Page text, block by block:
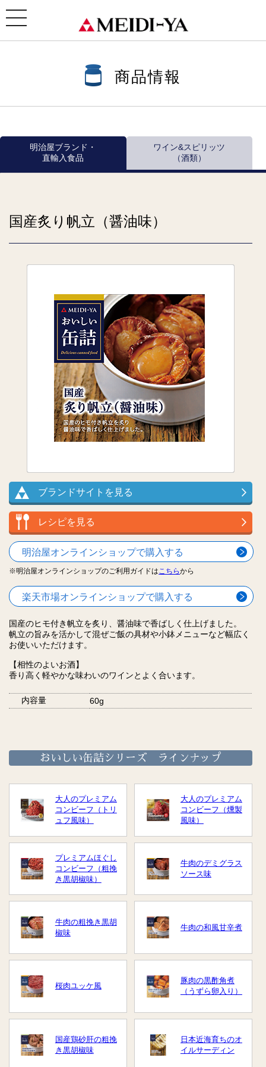
toggle
navigation
味）
商品情報
明治屋ブランド・
直輸入食品
ワイン&スピリッツ
（酒類）
国産炙り帆立（醤油味）
ブランドサイトを見る
レシピを見る
明治屋オンラインショップで購入する
※明治屋オンラインショップのご利用ガイドはこちらから
楽天市場オンラインショップで購入する
国産のヒモ付き帆立を炙り、醤油味で香ばしく仕上げました。
帆立の旨みを活かして混ぜご飯の具材や小鉢メニューなど幅広く
お使いいただけます。
【相性のよいお酒】
香り高く軽やかな味わいのワインとよく合います。
内容量 60g
おいしい缶詰シリーズ ラインナップ
大人のプレミアム
コンビーフ（トリ
ュフ風味）
大人のプレミアム
コンビーフ（燻製
風味）
プレミアムほぐし
コンビーフ（粗挽
き黒胡椒味）
牛肉のデミグラス
ソース味
牛肉の粗挽き黒胡
椒味
牛肉の和風甘辛煮
桜肉ユッケ風
豚肉の黒酢角煮
（うずら卵入り）
国産鶏砂肝の粗挽
き黒胡椒味
日本近海育ちのオ
イルサーディン